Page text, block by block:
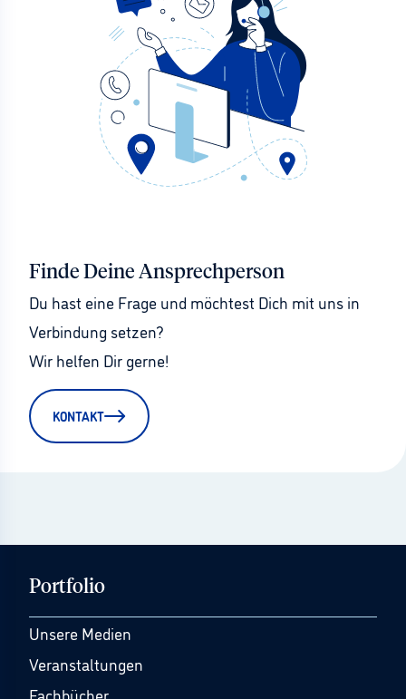
Finde Deine Ansprechperson
Du hast eine Frage und möchtest Dich mit uns in
Verbindung setzen?
Wir helfen Dir gerne!
KONTAKT
Portfolio
Unsere Medien
Veranstaltungen
Fachbücher